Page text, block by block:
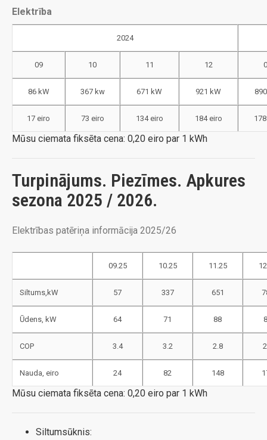
Elektrība
2024
09 10 11 12
86 kW 367 kw 671 kW 921 kW
17 eiro 73 eiro 134 eiro 184 eiro
Mūsu ciemata fiksēta cena: 0,20 eiro par 1 kWh
Turpinājums. Piezīmes. Apkures
sezona 2025 / 2026.
Elektrības patēriņa informācija 2025/26
09.25 10.25 11.25
Siltums,kW 57 337 651
Ūdens, kW 64 71 88
COP 3.4 3.2 2.8
Nauda, eiro 24 82 148
Mūsu ciemata fiksēta cena: 0,20 eiro par 1 kWh
Siltumsūknis: